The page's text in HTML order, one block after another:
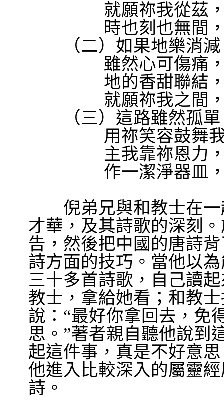
就願祢我從茲
時也刻也無間
（二）如果地樂消減
雖然心可傷痛
地的香甜聯結
就願祢我之間
（三）這路雖然孤單
用祢笑容鼓舞
主我靠祢恩力
作一潔淨器皿
倪弟兄與和教士在一
才華，及其詩歌的深刻
告，然後把中國的唐詩
詩方面的技巧。當他以
三十多首詩歌，自己讀
教士，拿給她看；和教
說： “最好你拿回去，免
思。 ”著者親自聽他說到
起這件事，真是不好意
他進入比較深入的屬靈
詩。